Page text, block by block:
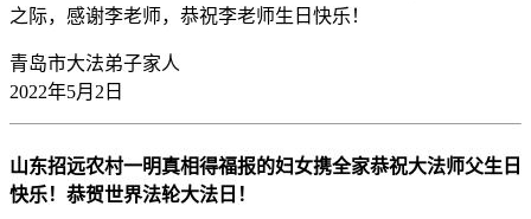
之际，感谢李老师，恭祝李老师生日快乐！
青岛市大法弟子家人
2022年5月2日
山东招远农村一明真相得福报的妇女携全家恭祝大法师父生日
快乐！恭贺世界法轮大法日！